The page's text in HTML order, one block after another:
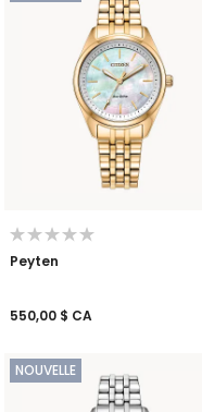
Peyten
550,00 $ CA
NOUVELLE